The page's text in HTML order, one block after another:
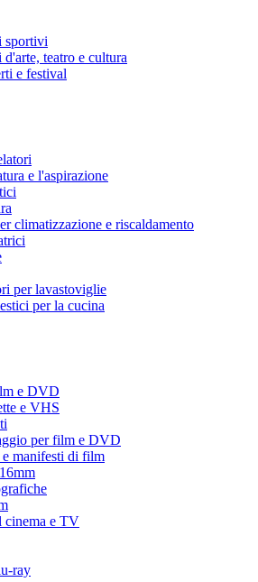
sportivi
teatro e cultura
e festival
e l'aspirazione
climatizzazione e riscaldamento
per lavastoviglie
per la cucina
e DVD
e VHS
per film e DVD
manifesti di film
cinema e TV
ray